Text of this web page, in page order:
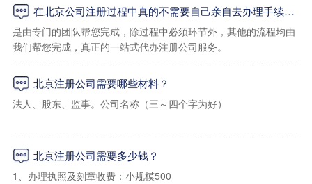
一：海淀区虚拟地址
1、海淀区上地孵化器小规模地址：2000起/年（工商税务免核查地
址）
2、海淀区上地，学院路小规模写字楼地址：2500起/年
在北京公司注册过程中真的不需要自己亲自去办理手续吗？
是由专门的团队帮您完成，除过程中必须环节外，其他的流程均由
我们帮您完成，真正的一站式代办注册公司服务。
北京注册公司需要哪些材料？
法人、股东、监事。公司名称（三～四个字为好）
经营范围（详细的经营范围）
注册资金出资比例
北京注册公司需要多少钱？
1、办理执照及刻章收费：小规模500